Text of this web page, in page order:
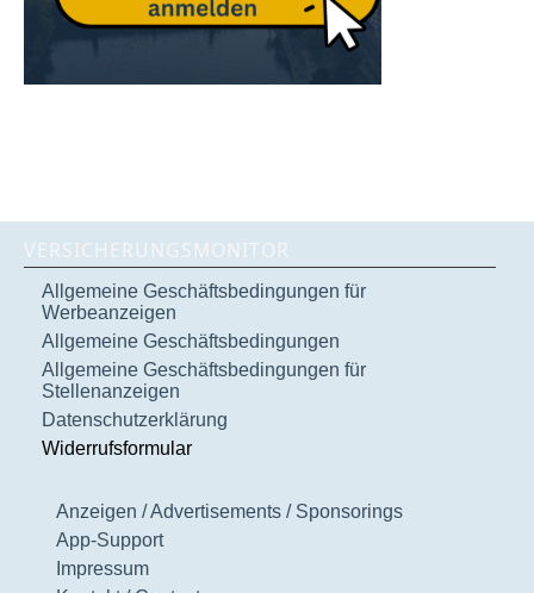
VERSICHERUNGSMONITOR
Allgemeine Geschäftsbedingungen für
Werbeanzeigen
Allgemeine Geschäftsbedingungen
Allgemeine Geschäftsbedingungen für
Stellenanzeigen
Datenschutzerklärung
Widerrufsformular
Anzeigen / Advertisements / Sponsorings
App-Support
Impressum